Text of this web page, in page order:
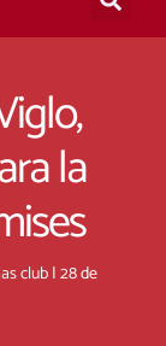
la
club|28 de